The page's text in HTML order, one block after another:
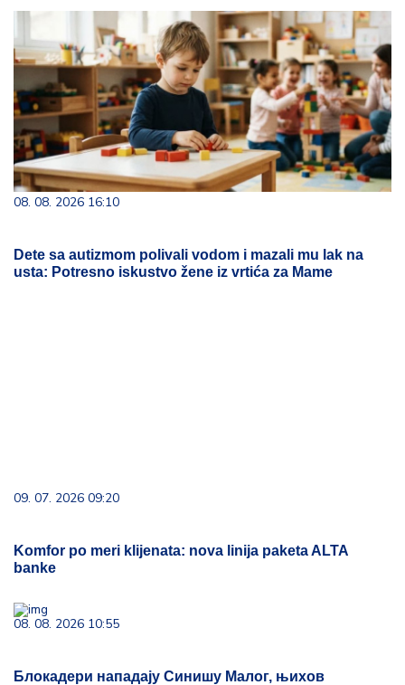
08. 08. 2026 16:10
Dete sa autizmom polivali vodom i mazali mu lak na
usta: Potresno iskustvo žene iz vrtića za Mame
09. 07. 2026 09:20
Komfor po meri klijenata: nova linija paketa ALTA
banke
08. 08. 2026 10:55
Блокадери нападају Синишу Малог, њихов